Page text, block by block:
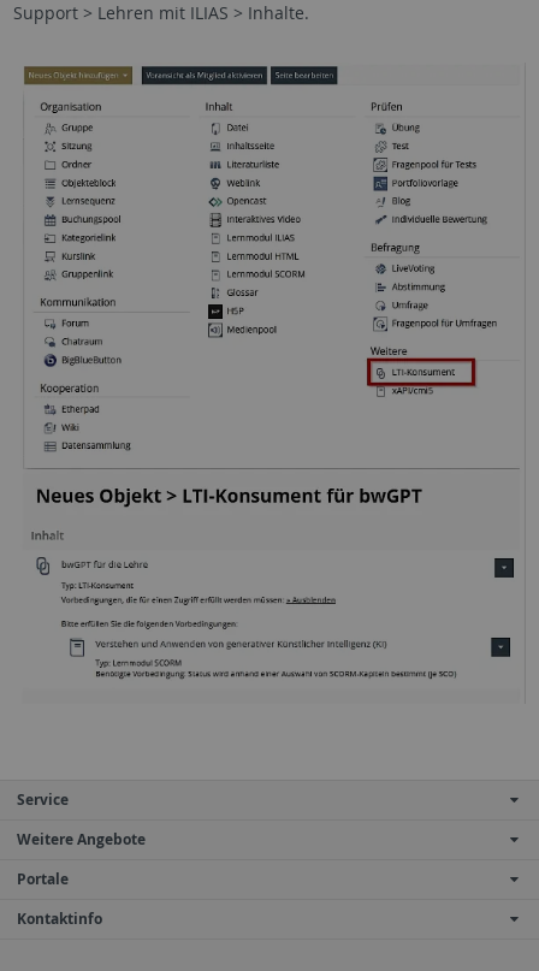
Support > Lehren mit ILIAS > Inhalte.
Service
Weitere Angebote
Portale
Kontaktinfo